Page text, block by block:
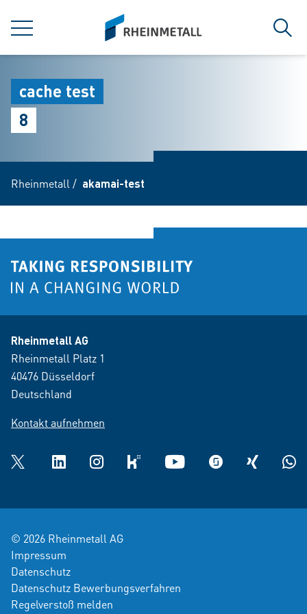
MENÜ
siteLogo
cache test
8
Rheinmetall / akamai-test
Rheinmetall AG
Rheinmetall Platz 1
40476 Düsseldorf
Deutschland
Kontakt aufnehmen
Twitter LinkedInInstagramkununu YouTube glassdoorXING
© 2026 Rheinmetall AG
Impressum
Datenschutz
Datenschutz Bewerbungsverfahren
Regelverstoß melden